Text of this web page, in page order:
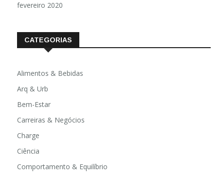
fevereiro 2020
CATEGORIAS
Alimentos & Bebidas
Arq & Urb
Bem-Estar
Carreiras & Negócios
Charge
Ciência
Comportamento & Equilíbrio